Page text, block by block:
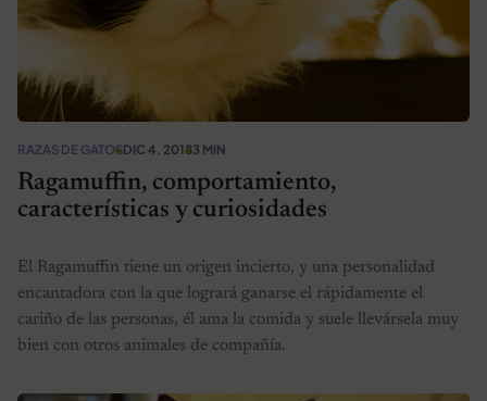
RAZAS DE GATOSDIC 4, 20183 MIN
Ragamuffin, comportamiento,
características y curiosidades
El Ragamuffin tiene un origen incierto, y una personalidad
encantadora con la que logrará ganarse el rápidamente el
cariño de las personas, él ama la comida y suele llevársela muy
bien con otros animales de compañía.